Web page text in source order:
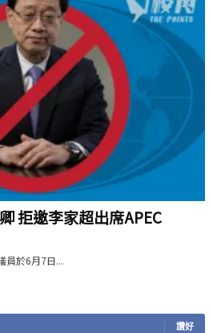
拒邀李家超出席APEC
員於6月7日...
讚好